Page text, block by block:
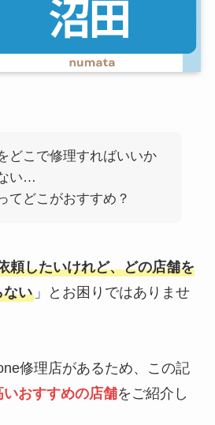
どこで修理すればいいか
い…
てどこがおすすめ？
頼したいけれど、どの店舗を
ない」とお困りではありませ
修理店があるため、この記
いおすすめの店舗をご紹介し